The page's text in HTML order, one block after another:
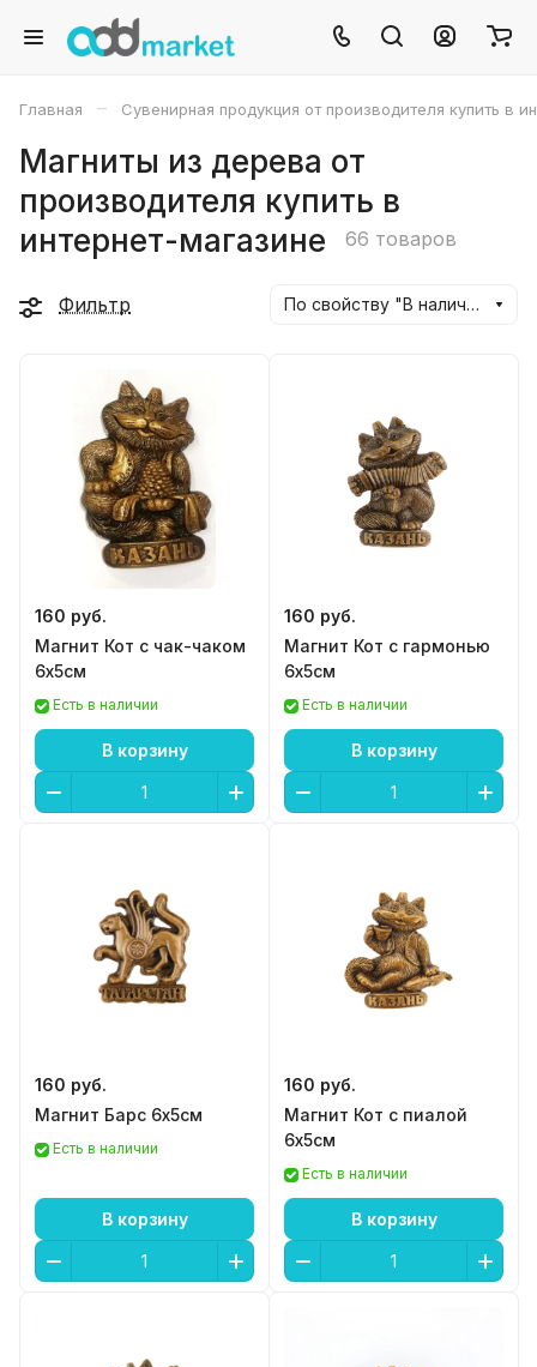
Главная – Сувенирная продукция от производителя купить в
Магниты из дерева от
производителя купить в
интернет-магазине
66 товаров
Фильтр По свойству "В наличии" (убывание)
160 руб.
Магнит Кот с чак-чаком
6х5см
Есть в наличии
В корзину
160 руб.
Магнит Кот с гармонью
6х5см
Есть в наличии
В корзину
160 руб.
Магнит Барс 6х5см
Есть в наличии
В корзину
160 руб.
Магнит Кот с пиалой
6х5см
Есть в наличии
В корзину